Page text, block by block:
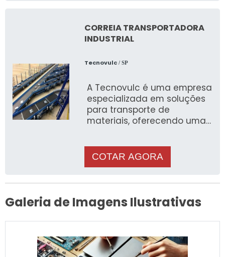
CORREIA TRANSPORTADORA
INDUSTRIAL
Tecnovulc/ SP
A Tecnovulc é uma empresa
especializada em soluções
para transporte de
materiais, oferecendo uma
para aten
COTAR AGORA
Galeria de Imagens Ilustrativas